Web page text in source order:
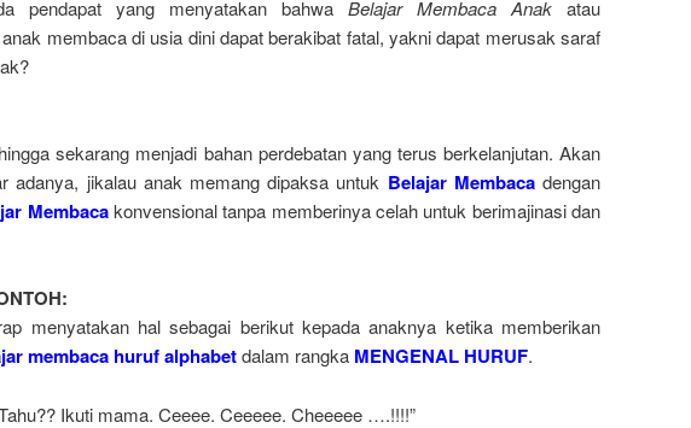
pendapat yang menyatakan bahwa Belajar Membaca Anak atau
membaca di usia dini dapat berakibat fatal, yakni dapat merusak saraf
sekarang menjadi bahan perdebatan yang terus berkelanjutan. Akan
adanya, jikalau anak memang dipaksa untuk Belajar Membacadengan
Membacakonvensional tanpa memberinya celah untuk berimajinasi dan
menyatakan hal sebagai berikut kepada anaknya ketika memberikan
membaca huruf alphabetdalam rangka MENGENAL HURUF.
Ikuti mama. Ceeee. Ceeeee. Cheeeee ….!!!!”